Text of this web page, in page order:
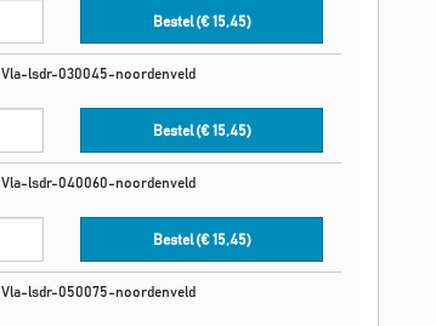
Bestel (€15,45)
Vla-lsdr-030045-noordenveld
Bestel (€15,45)
Vla-lsdr-040060-noordenveld
Bestel (€15,45)
Vla-lsdr-050075-noordenveld